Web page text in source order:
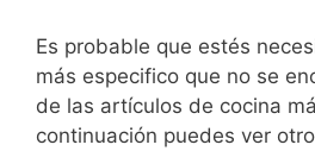
Es probable que estés
más especifico que no se
de las artículos de cocina
continuación puedes ver